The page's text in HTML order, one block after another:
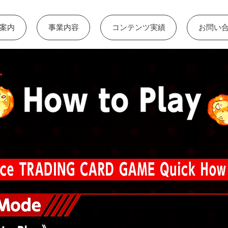
内 事業内容 コンテンツ実績 お問い